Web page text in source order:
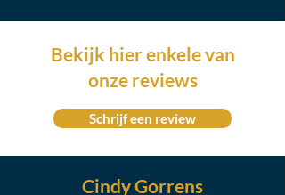
Bekijk hier enkele van
onze reviews
Schrijf een review
Cindy Gorrens